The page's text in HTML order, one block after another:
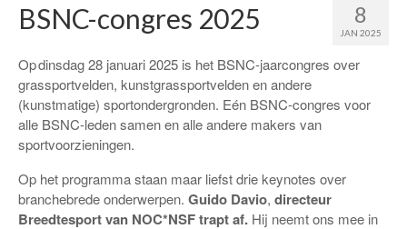
8
JAN 2025
BSNC-congres 2025
Op dinsdag 28 januari 2025 is het BSNC-jaarcongres over
grassportvelden, kunstgrassportvelden en andere
(kunstmatige) sportondergronden. Eén BSNC-congres voor
alle BSNC-leden samen en alle andere makers van
sportvoorzieningen.
Op het programma staan maar liefst drie keynotes over
branchebrede onderwerpen. Guido Davio, directeur
Breedtesport van NOC*NSF trapt af. Hij neemt ons mee in